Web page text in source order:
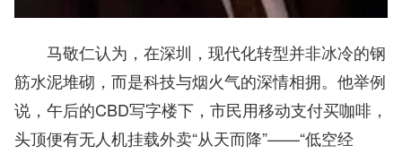
马敬仁认为，在深圳，现代化转型并非冰冷的钢
筋水泥堆砌，而是科技与烟火气的深情相拥。他举例
说，午后的CBD写字楼下，市民用移动支付买咖啡，
头顶便有无人机挂载外卖“从天而降”——“低空经